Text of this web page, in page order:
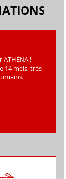
ATHÉNA !
14 mois, très